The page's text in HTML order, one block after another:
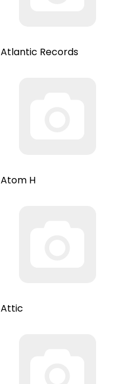
Atlantic Records
Atom H
Attic